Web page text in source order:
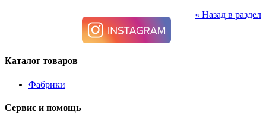
« Назад в раздел
Каталог товаров
Фабрики
Сервис и помощь